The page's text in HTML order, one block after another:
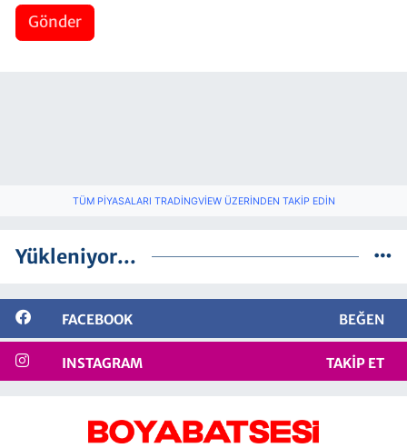
Gönder
TÜM PIYASALARI TRADINGVIEW ÜZERINDEN TAKIP EDIN
Yükleniyor...
FACEBOOK BEĞEN
INSTAGRAM TAKIP ET